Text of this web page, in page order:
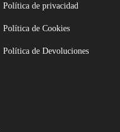
Política de privacidad
Política de Cookies
Política de Devoluciones